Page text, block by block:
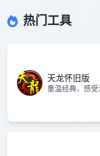
热门工具
天龙怀旧版